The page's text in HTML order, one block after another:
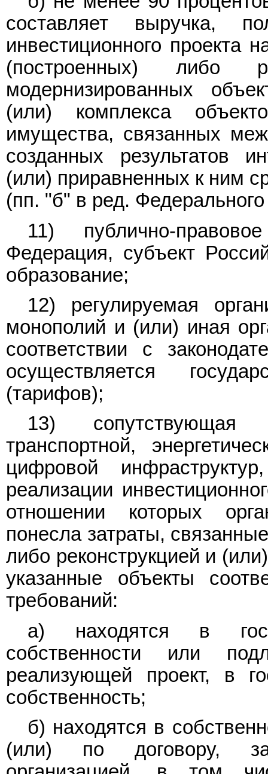
составляет выручка,
инвестиционного проекта
(построенных) либо
модернизированных
(или) комплекса
имущества, связанных
созданных результатов
(или) приравненных к ним
(пп. "б" в ред.
11) публично-
Федерация, субъект
образование;
12) регулируемая
монополий и (или) иная
соответствии с
осуществляется
(тарифов);
13) сопутствующая
транспортной,
цифровой
реализации
отношении которых
понесла затраты,
либо реконструкцией и
указанные объекты
требований:
а) находятся в
собственности или
реализующей проект, в
собственность;
б) находятся в
(или) по договору,